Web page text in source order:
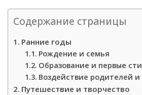
Содержание страницы
Ранние годы
Рождение и семья
Образование и первые
Воздействие родителей
Путешествие и творчество